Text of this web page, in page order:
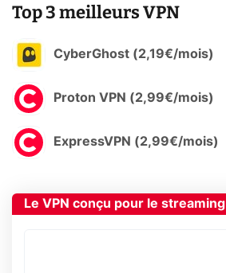
Top 3 meilleurs VPN
CyberGhost (2,19€/mois)
Proton VPN (2,99€/mois)
ExpressVPN (2,99€/mois)
Le VPN conçu pour le streaming